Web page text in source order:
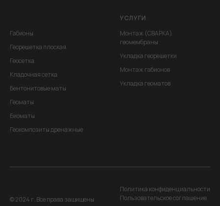
Габионы
Георешетка плоская
Геосетка
Кладочная сетка
Бентонитовые маты
Геоматы
Биоматы
Геокомпозиты дренажные
УСЛУГИ
Монтаж (СВАРКА)
геомембраны
Укладка георешетки
Монтаж габионов
Укладка геоматов
© 2024 г. Все права защищены
Политика конфиденциальности
Пользовательское соглашение